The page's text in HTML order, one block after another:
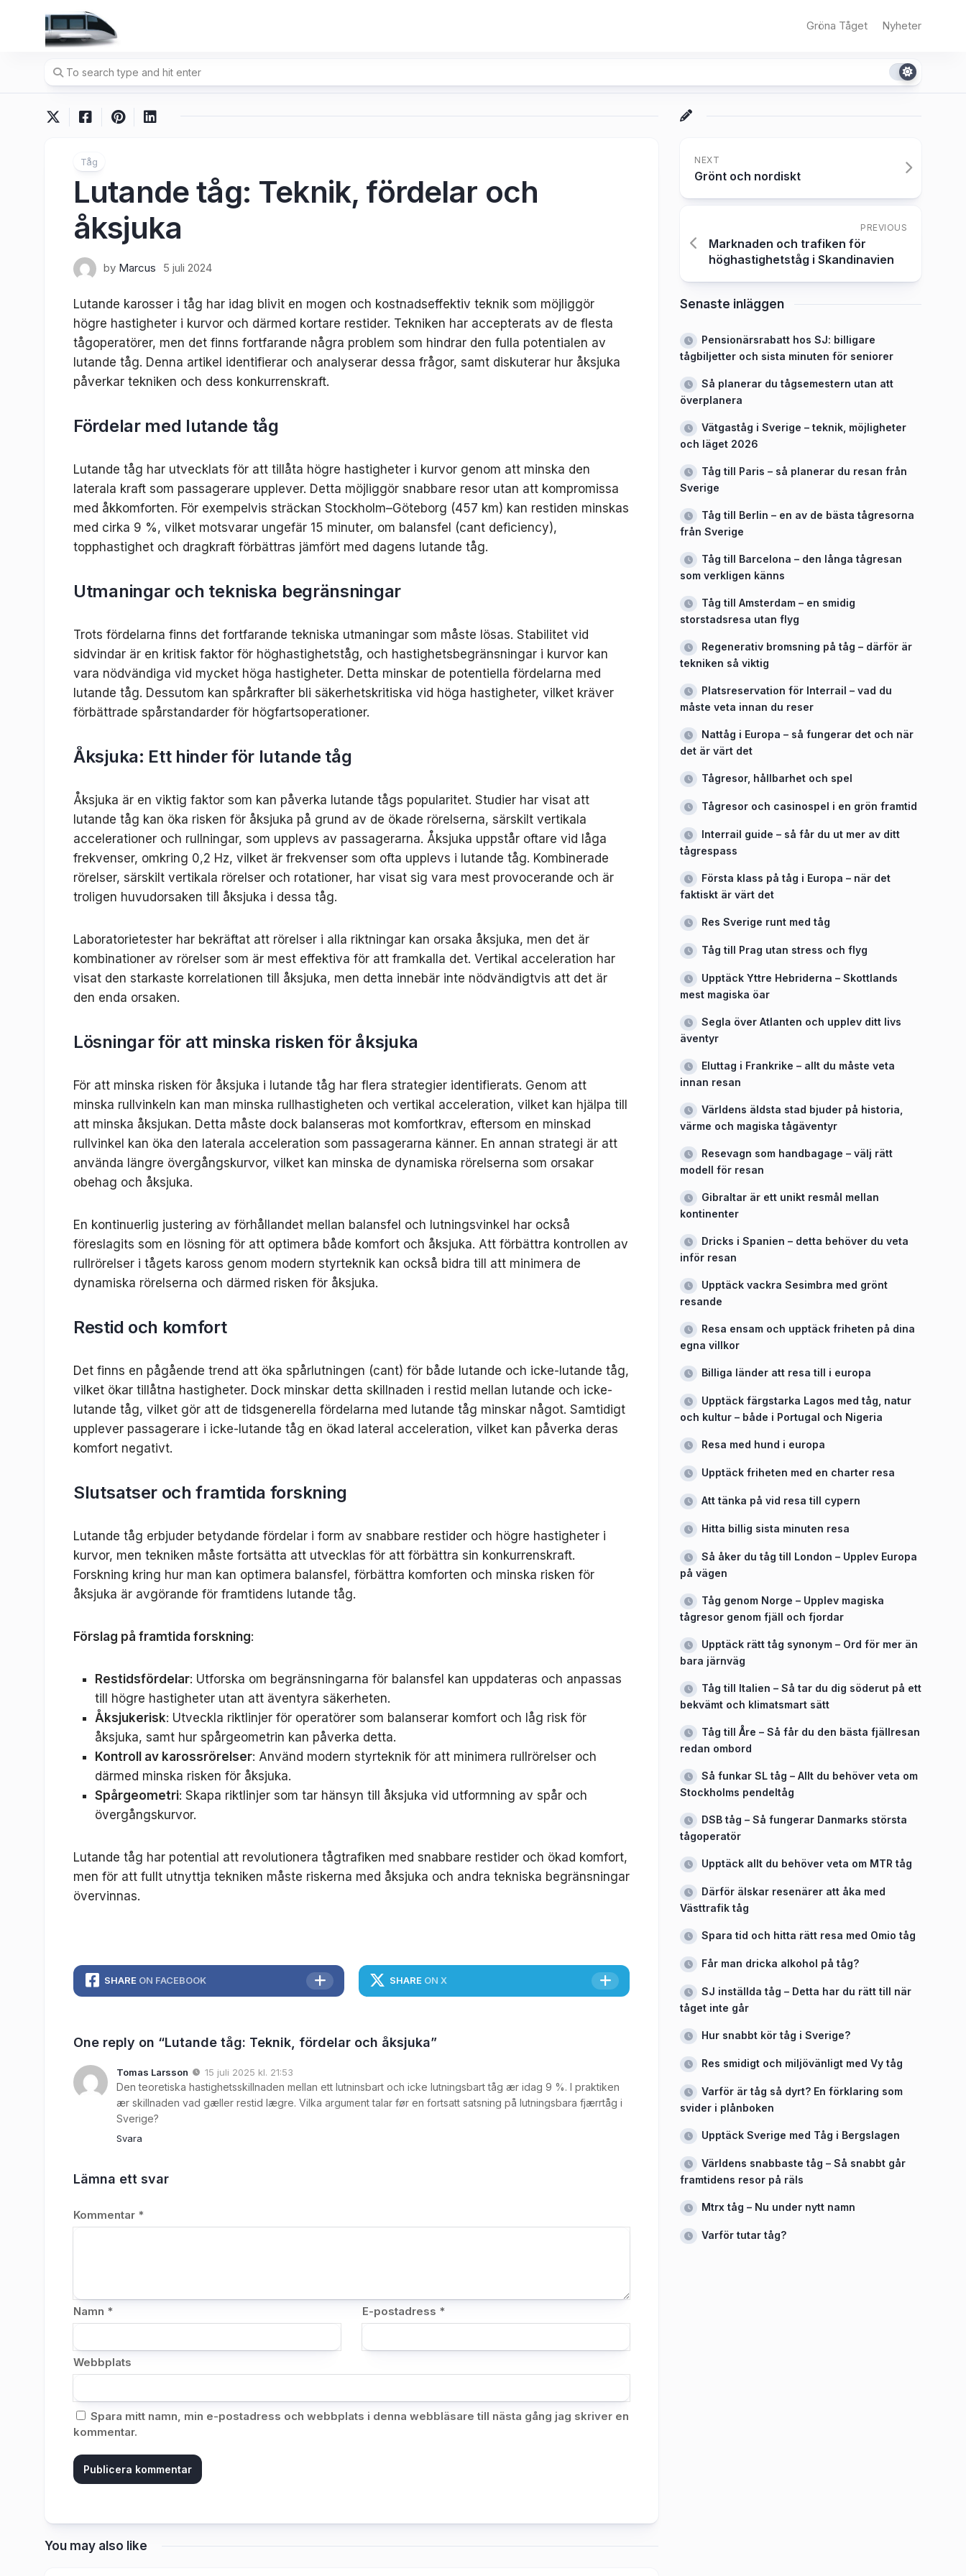
Gröna Tåget Nyheter
Tåg
Lutande tåg: Teknik, fördelar och
åksjuka
by Marcus 5 juli 2024
Lutande karosser i tåg har idag blivit en mogen och kostnadseffektiv teknik som möjliggör
högre hastigheter i kurvor och därmed kortare restider. Tekniken har accepterats av de flesta
tågoperatörer, men det finns fortfarande några problem som hindrar den fulla potentialen av
lutande tåg. Denna artikel identifierar och analyserar dessa frågor, samt diskuterar hur åksjuka
påverkar tekniken och dess konkurrenskraft.
Fördelar med lutande tåg
Lutande tåg har utvecklats för att tillåta högre hastigheter i kurvor genom att minska den
laterala kraft som passagerare upplever. Detta möjliggör snabbare resor utan att kompromissa
med åkkomforten. För exempelvis sträckan Stockholm–Göteborg (457 km) kan restiden minskas
med cirka 9 %, vilket motsvarar ungefär 15 minuter, om balansfel (cant deficiency),
topphastighet och dragkraft förbättras jämfört med dagens lutande tåg.
Utmaningar och tekniska begränsningar
Trots fördelarna finns det fortfarande tekniska utmaningar som måste lösas. Stabilitet vid
sidvindar är en kritisk faktor för höghastighetståg, och hastighetsbegränsningar i kurvor kan
vara nödvändiga vid mycket höga hastigheter. Detta minskar de potentiella fördelarna med
lutande tåg. Dessutom kan spårkrafter bli säkerhetskritiska vid höga hastigheter, vilket kräver
förbättrade spårstandarder för högfartsoperationer.
Åksjuka: Ett hinder för lutande tåg
Åksjuka är en viktig faktor som kan påverka lutande tågs popularitet. Studier har visat att
lutande tåg kan öka risken för åksjuka på grund av de ökade rörelserna, särskilt vertikala
accelerationer och rullningar, som upplevs av passagerarna. Åksjuka uppstår oftare vid låga
frekvenser, omkring 0,2 Hz, vilket är frekvenser som ofta upplevs i lutande tåg. Kombinerade
rörelser, särskilt vertikala rörelser och rotationer, har visat sig vara mest provocerande och är
troligen huvudorsaken till åksjuka i dessa tåg.
Laboratorietester har bekräftat att rörelser i alla riktningar kan orsaka åksjuka, men det är
kombinationer av rörelser som är mest effektiva för att framkalla det. Vertikal acceleration har
visat den starkaste korrelationen till åksjuka, men detta innebär inte nödvändigtvis att det är
den enda orsaken.
Lösningar för att minska risken för åksjuka
För att minska risken för åksjuka i lutande tåg har flera strategier identifierats. Genom att
minska rullvinkeln kan man minska rullhastigheten och vertikal acceleration, vilket kan hjälpa till
att minska åksjukan. Detta måste dock balanseras mot komfortkrav, eftersom en minskad
rullvinkel kan öka den laterala acceleration som passagerarna känner. En annan strategi är att
använda längre övergångskurvor, vilket kan minska de dynamiska rörelserna som orsakar
obehag och åksjuka.
En kontinuerlig justering av förhållandet mellan balansfel och lutningsvinkel har också
föreslagits som en lösning för att optimera både komfort och åksjuka. Att förbättra kontrollen av
rullrörelser i tågets kaross genom modern styrteknik kan också bidra till att minimera de
dynamiska rörelserna och därmed risken för åksjuka.
Restid och komfort
Det finns en pågående trend att öka spårlutningen (cant) för både lutande och icke-lutande tåg,
vilket ökar tillåtna hastigheter. Dock minskar detta skillnaden i restid mellan lutande och icke-
lutande tåg, vilket gör att de tidsgenerella fördelarna med lutande tåg minskar något. Samtidigt
upplever passagerare i icke-lutande tåg en ökad lateral acceleration, vilket kan påverka deras
komfort negativt.
Slutsatser och framtida forskning
Lutande tåg erbjuder betydande fördelar i form av snabbare restider och högre hastigheter i
kurvor, men tekniken måste fortsätta att utvecklas för att förbättra sin konkurrenskraft.
Forskning kring hur man kan optimera balansfel, förbättra komforten och minska risken för
åksjuka är avgörande för framtidens lutande tåg.
Förslag på framtida forskning:
Restidsfördelar: Utforska om begränsningarna för balansfel kan uppdateras och anpassas
till högre hastigheter utan att äventyra säkerheten.
Åksjukerisk: Utveckla riktlinjer för operatörer som balanserar komfort och låg risk för
åksjuka, samt hur spårgeometrin kan påverka detta.
Kontroll av karossrörelser: Använd modern styrteknik för att minimera rullrörelser och
därmed minska risken för åksjuka.
Spårgeometri: Skapa riktlinjer som tar hänsyn till åksjuka vid utformning av spår och
övergångskurvor.
Lutande tåg har potential att revolutionera tågtrafiken med snabbare restider och ökad komfort,
men för att fullt utnyttja tekniken måste riskerna med åksjuka och andra tekniska begränsningar
övervinnas.
SHARE ON FACEBOOK SHARE ON X
One reply on “Lutande tåg: Teknik, fördelar och åksjuka”
Tomas Larsson 15 juli 2025 kl. 21:53
Den teoretiska hastighetsskillnaden mellan ett lutninsbart och icke lutningsbart tåg ær idag 9 %. I praktiken
ær skillnaden vad gæller restid lægre. Vilka argument talar før en fortsatt satsning på lutningsbara fjærrtåg i
Sverige?
Svara
Lämna ett svar
Kommentar *
Namn * E-postadress *
Webbplats
Spara mitt namn, min e-postadress och webbplats i denna webbläsare till nästa gång jag skriver en
kommentar.
You may also like
NEXT
Grönt och nordiskt
PREVIOUS
Marknaden och trafiken för
höghastighetståg i Skandinavien
Senaste inläggen
Pensionärsrabatt hos SJ: billigare
tågbiljetter och sista minuten för seniorer
Så planerar du tågsemestern utan att
överplanera
Vätgaståg i Sverige – teknik, möjligheter
och läget 2026
Tåg till Paris – så planerar du resan från
Sverige
Tåg till Berlin – en av de bästa tågresorna
från Sverige
Tåg till Barcelona – den långa tågresan
som verkligen känns
Tåg till Amsterdam – en smidig
storstadsresa utan flyg
Regenerativ bromsning på tåg – därför är
tekniken så viktig
Platsreservation för Interrail – vad du
måste veta innan du reser
Nattåg i Europa – så fungerar det och när
det är värt det
Tågresor, hållbarhet och spel
Tågresor och casinospel i en grön framtid
Interrail guide – så får du ut mer av ditt
tågrespass
Första klass på tåg i Europa – när det
faktiskt är värt det
Res Sverige runt med tåg
Tåg till Prag utan stress och flyg
Upptäck Yttre Hebriderna – Skottlands
mest magiska öar
Segla över Atlanten och upplev ditt livs
äventyr
Eluttag i Frankrike – allt du måste veta
innan resan
Världens äldsta stad bjuder på historia,
värme och magiska tågäventyr
Resevagn som handbagage – välj rätt
modell för resan
Gibraltar är ett unikt resmål mellan
kontinenter
Dricks i Spanien – detta behöver du veta
inför resan
Upptäck vackra Sesimbra med grönt
resande
Resa ensam och upptäck friheten på dina
egna villkor
Billiga länder att resa till i europa
Upptäck färgstarka Lagos med tåg, natur
och kultur – både i Portugal och Nigeria
Resa med hund i europa
Upptäck friheten med en charter resa
Att tänka på vid resa till cypern
Hitta billig sista minuten resa
Så åker du tåg till London – Upplev Europa
på vägen
Tåg genom Norge – Upplev magiska
tågresor genom fjäll och fjordar
Upptäck rätt tåg synonym – Ord för mer än
bara järnväg
Tåg till Italien – Så tar du dig söderut på ett
bekvämt och klimatsmart sätt
Tåg till Åre – Så får du den bästa fjällresan
redan ombord
Så funkar SL tåg – Allt du behöver veta om
Stockholms pendeltåg
DSB tåg – Så fungerar Danmarks största
tågoperatör
Upptäck allt du behöver veta om MTR tåg
Därför älskar resenärer att åka med
Västtrafik tåg
Spara tid och hitta rätt resa med Omio tåg
Får man dricka alkohol på tåg?
SJ inställda tåg – Detta har du rätt till när
tåget inte går
Hur snabbt kör tåg i Sverige?
Res smidigt och miljövänligt med Vy tåg
Varför är tåg så dyrt? En förklaring som
svider i plånboken
Upptäck Sverige med Tåg i Bergslagen
Världens snabbaste tåg – Så snabbt går
framtidens resor på räls
Mtrx tåg – Nu under nytt namn
Varför tutar tåg?